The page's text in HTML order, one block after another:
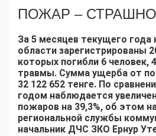
ПОЖАР –
За 5 месяцев текущего года
области зарегистрированы
которых погибли 6 человек,
травмы. Сумма ущерба от
32 122 652 тенге. По
годом наблюдается
пожаров на 39,3%, об этом
региональной службы
начальник ДЧС ЗКО Ернур